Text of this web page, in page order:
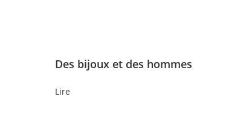
Des bijoux et des hommes
Lire